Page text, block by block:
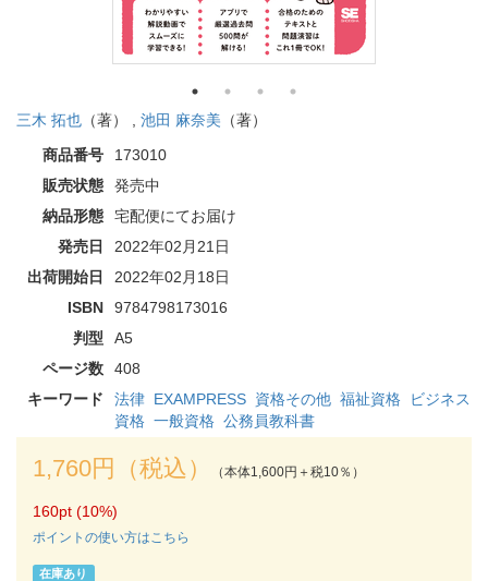
三木 拓也 （著） , 池田 麻奈美 （著）
商品番号
173010
販売状態
発売中
納品形態
宅配便にてお届け
発売日
2022年02月21日
出荷開始日
2022年02月18日
ISBN
9784798173016
判型
A5
ページ数
408
キーワード
法律 EXAMPRESS 資格その他 福祉資格
ビジネス
資格 一般資格 公務員教科書
1,760円（税込） （本体1,600円＋税10％）
160pt (10%)
ポイントの使い方はこちら
在庫あり